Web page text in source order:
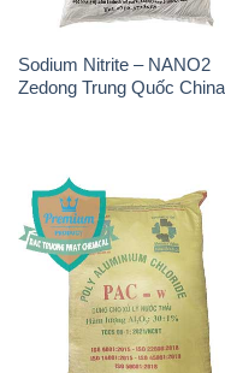
Sodium Nitrite – NANO2
Zedong Trung Quốc China